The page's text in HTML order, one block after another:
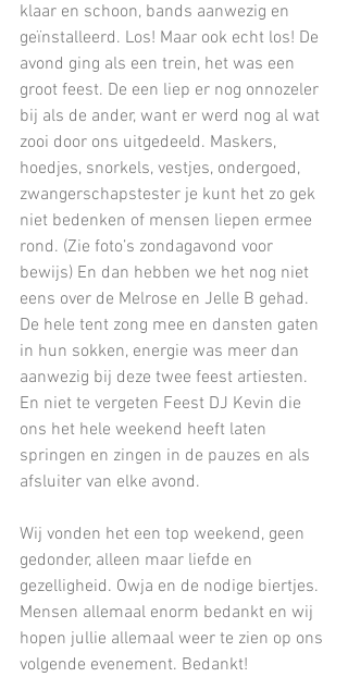
klaar en schoon, bands aanwezig en
geïnstalleerd. Los! Maar ook echt los! De
avond ging als een trein, het was een
groot feest. De een liep er nog onnozeler
bij als de ander, want er werd nog al wat
zooi door ons uitgedeeld. Maskers,
hoedjes, snorkels, vestjes, ondergoed,
zwangerschapstester je kunt het zo gek
niet bedenken of mensen liepen ermee
rond. (Zie foto’s zondagavond voor
bewijs) En dan hebben we het nog niet
eens over de Melrose en Jelle B gehad.
De hele tent zong mee en dansten gaten
in hun sokken, energie was meer dan
aanwezig bij deze twee feest artiesten.
En niet te vergeten Feest DJ Kevin die
ons het hele weekend heeft laten
springen en zingen in de pauzes en als
afsluiter van elke avond.
Wij vonden het een top weekend, geen
gedonder, alleen maar liefde en
gezelligheid. Owja en de nodige biertjes.
Mensen allemaal enorm bedankt en wij
hopen jullie allemaal weer te zien op ons
volgende evenement. Bedankt!